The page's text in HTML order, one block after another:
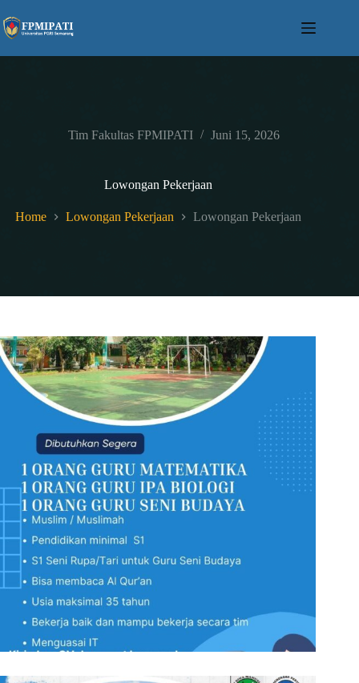
to
content
Tim Fakultas FPMIPATI Juni 15, 2026
Lowongan Pekerjaan
Home Lowongan Pekerjaan Lowongan Pekerjaan